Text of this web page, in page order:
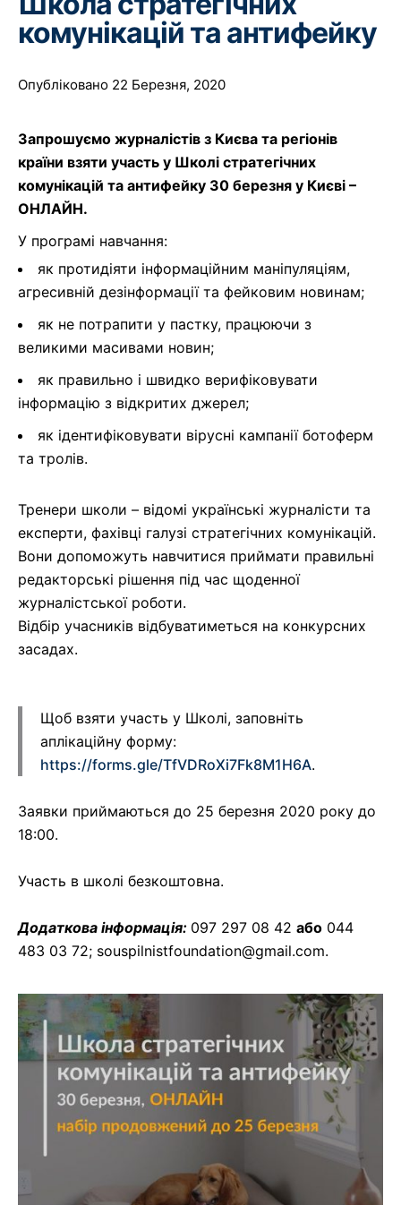
комунікацій та антифейку
Опубліковано 22 Березня, 2020
Запрошуємо журналістів з Києва та регіонів
країни взяти участь у Школі стратегічних
комунікацій та антифейку 30 березня у Києві –
ОНЛАЙН.
У програмі навчання:
як протидіяти інформаційним маніпуляціям,
агресивній дезінформації та фейковим новинам;
як не потрапити у пастку, працюючи з
великими масивами новин;
як правильно і швидко верифіковувати
інформацію з відкритих джерел;
як ідентифіковувати вірусні кампанії ботоферм
та тролів.
Тренери школи – відомі українські журналісти та
експерти, фахівці галузі стратегічних комунікацій.
Вони допоможуть навчитися приймати правильні
редакторські рішення під час щоденної
журналістської роботи.
Відбір учасників відбуватиметься на конкурсних
засадах.
Щоб взяти участь у Школі, заповніть
аплікаційну форму:
https://forms.gle/TfVDRoXi7Fk8M1H6A.
Заявки приймаються до 25 березня 2020 року до
18:00.
Участь в школі безкоштовна.
Додаткова інформація: 097 297 08 42 або 044
483 03 72; souspilnistfoundation@gmail.com.